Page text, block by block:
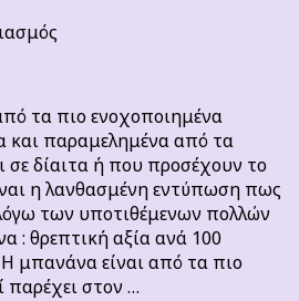
8
σημαντικά
οφέλη
για
την
υγεία
τα πιο ενοχοποιημένα
και παραμελημένα από τα
σε δίαιτα ή που προσέχουν το
η λανθασμένη εντύπωση πως
των υποτιθέμενων πολλών
: θρεπτική αξία ανά 100
μπανάνα είναι από τα πιο
παρέχει στον …